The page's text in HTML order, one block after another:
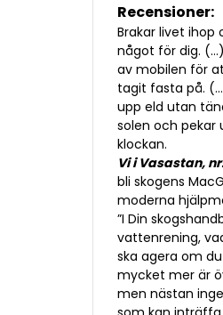
Recensioner:
Brakar livet ihop
något för dig.
av mobilen för
tagit fasta på.
upp eld utan
solen och
klockan.
Vi i Vasastan, nr.
bli skogens
moderna
”I Din
vattenrening,
ska agera om
mycket mer är
men nästan